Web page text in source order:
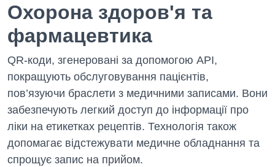
Охорона здоров'я та
фармацевтика
QR-коди, згенеровані за допомогою API,
покращують обслуговування пацієнтів,
пов’язуючи браслети з медичними записами. Вони
забезпечують легкий доступ до інформації про
ліки на етикетках рецептів. Технологія також
допомагає відстежувати медичне обладнання та
спрощує запис на прийом.